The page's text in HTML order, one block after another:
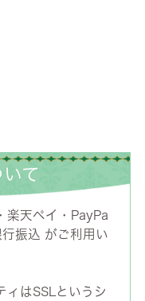
て
楽天ペイ・PayPa
振込 がご利用い
ィはSSLというシ